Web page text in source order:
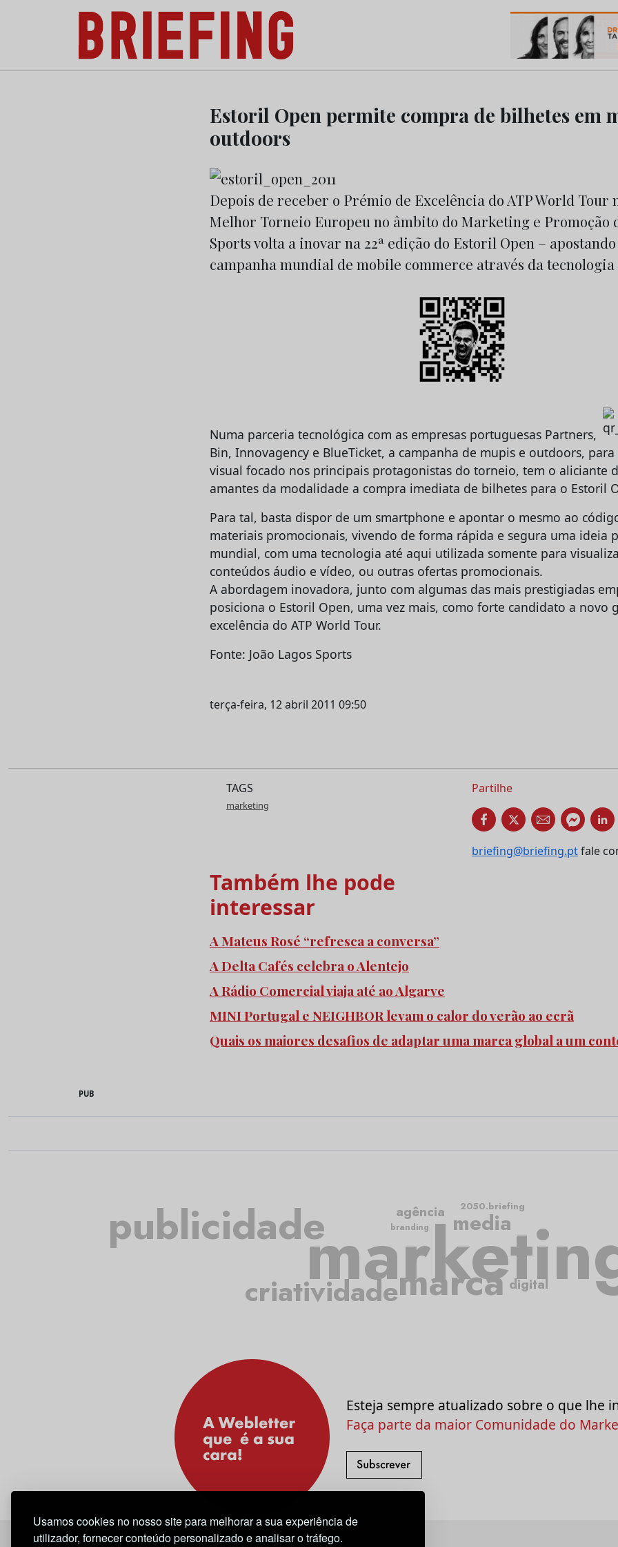
Usamos cookies no nosso site para melhorar a sua experiência de
utilizador, fornecer conteúdo personalizado e analisar o tráfego.
Briefing: Todas as notícias sobre os negócios do Marketing e da Publicidade
Estoril Open permite compra de bilhetes em
outdoors
Depois de receber o Prémio de Excelência do ATP World Tour
Melhor Torneio Europeu no âmbito do Marketing e Promoção
Sports volta a inovar na 22ª edição do Estoril Open –
campanha mundial de mobile commerce através da tecnologia
Numa parceria tecnológica com as empresas portuguesas Partners,
Bin, Innovagency e BlueTicket, a campanha de mupis e outdoors,
visual focado nos principais protagonistas do torneio, tem o aliciante
amantes da modalidade a compra imediata de bilhetes para o Estoril
Para tal, basta dispor de um smartphone e apontar o mesmo ao
materiais promocionais, vivendo de forma rápida e segura uma ideia
mundial, com uma tecnologia até aqui utilizada somente para
conteúdos áudio e vídeo, ou outras ofertas promocionais.
A abordagem inovadora, junto com algumas das mais prestigiadas
posiciona o Estoril Open, uma vez mais, como forte candidato a novo
excelência do ATP World Tour.
Fonte: João Lagos Sports
terça-feira, 12 abril 2011 09:50
TAGS
marketing
Partilhe
briefing@briefing.ptfale
Também lhe pode
interessar
A Mateus Rosé “refresca a conversa”
A Delta Cafés celebra o Alentejo
A Rádio Comercial viaja até ao Algarve
MINI Portugal e NEIGHBOR levam o calor do verão ao ecrã
Quais os maiores desafios de adaptar uma marca global a um
PUB
publicidade
marca
criatividade
media
agência
digital
2050.briefing
branding
Esteja sempre atualizado sobre o que lhe
Faça parte da maior Comunidade do